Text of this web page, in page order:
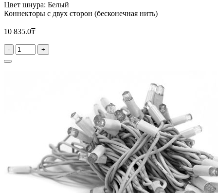
Цвет шнура: Белый
Коннекторы с двух сторон (бесконечная нить)
10 835.0₸
- +